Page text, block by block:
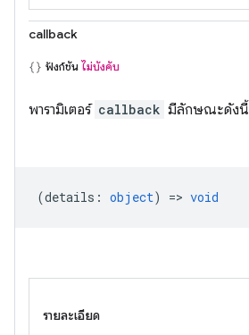
callback
ฟังก์ชัน ไม่บังคับ
พารามิเตอร์ callback มีลักษณะดังนี้
(details : object) => void
รายละเอียด